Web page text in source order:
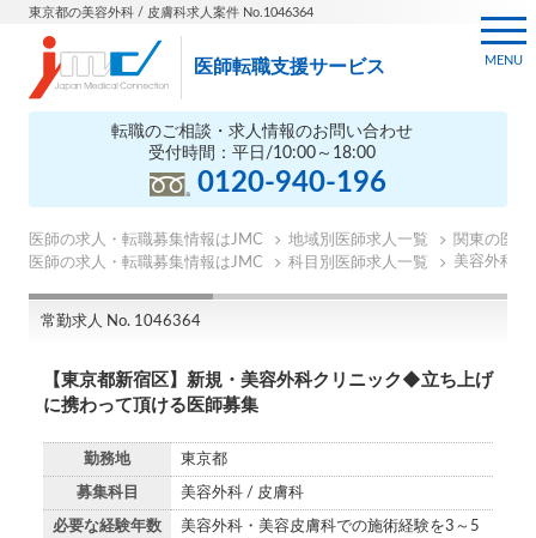
東京都の美容外科 / 皮膚科求人案件 No.1046364
医師転職支援サービス
転職のご相談・求人情報のお問い合わせ
受付時間：平日/10:00～18:00
0120-940-196
MENU
医師の求人・転職募集情報はJMC 地域別医師求人一覧
関東の医師
医師の求人・転職募集情報はJMC
科目別医師求人一覧 美容外科医
常勤求人 No. 1046364
【東京都新宿区】新規・美容外科クリニック◆立ち上げ
に携わって頂ける医師募集
勤務地 東京都
募集科目 美容外科 / 皮膚科
必要な経験年数
美容外科・美容皮膚科での施術経験を3～5